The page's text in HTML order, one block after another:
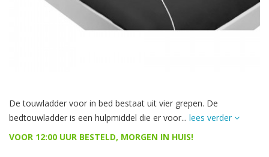
De touwladder voor in bed bestaat uit vier grepen. De
bedtouwladder is een hulpmiddel die er voor... lees verder
VOOR 12:00 UUR BESTELD, MORGEN IN HUIS!